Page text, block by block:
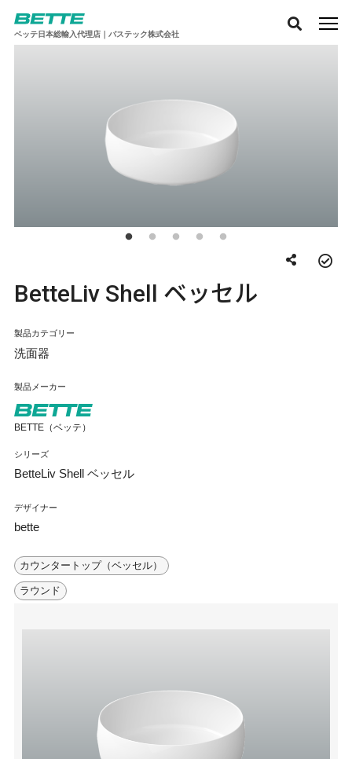
ベッテ日本総輸入代理店｜バステック株式会社
BetteLiv Shell ベッセル
製品カテゴリー
洗面器
製品メーカー
BETTE（ベッテ）
シリーズ
BetteLiv Shell ベッセル
デザイナー
bette
カウンタートップ（ベッセル）
ラウンド